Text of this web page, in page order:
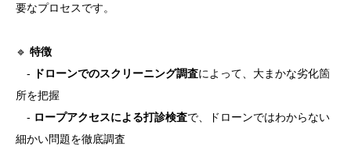
要なプロセスです。
🔹 特徴
-
ドローンでのスクリーニング調査によって、大まかな劣化箇
所を把握
- ロープアクセスによる打診検査で、ドローンではわからない
細かい問題を徹底調査